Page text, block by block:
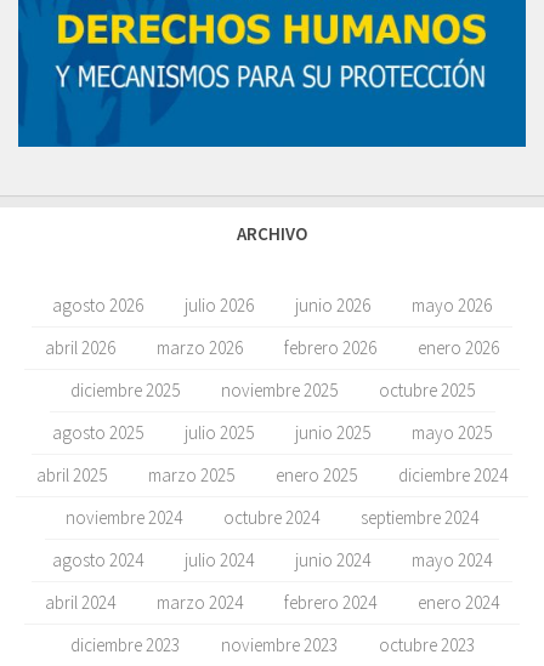
ARCHIVO
agosto 2026 julio 2026 junio 2026
mayo 2026
abril 2026
marzo 2026 febrero 2026
enero 2026
diciembre 2025
noviembre 2025
octubre 2025
agosto 2025
julio 2025 junio 2025
mayo 2025
abril 2025
marzo 2025 enero 2025
diciembre 2024
noviembre 2024
octubre 2024
septiembre 2024
agosto 2024
julio 2024 junio 2024
mayo 2024
abril 2024
marzo 2024 febrero 2024
enero 2024
diciembre 2023
noviembre 2023
octubre 2023